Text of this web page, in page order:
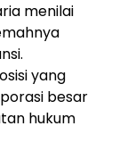
menilai
yang
besar
hukum